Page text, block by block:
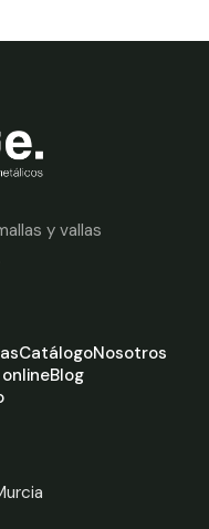
y vallas
CatálogoNosotros
Blog